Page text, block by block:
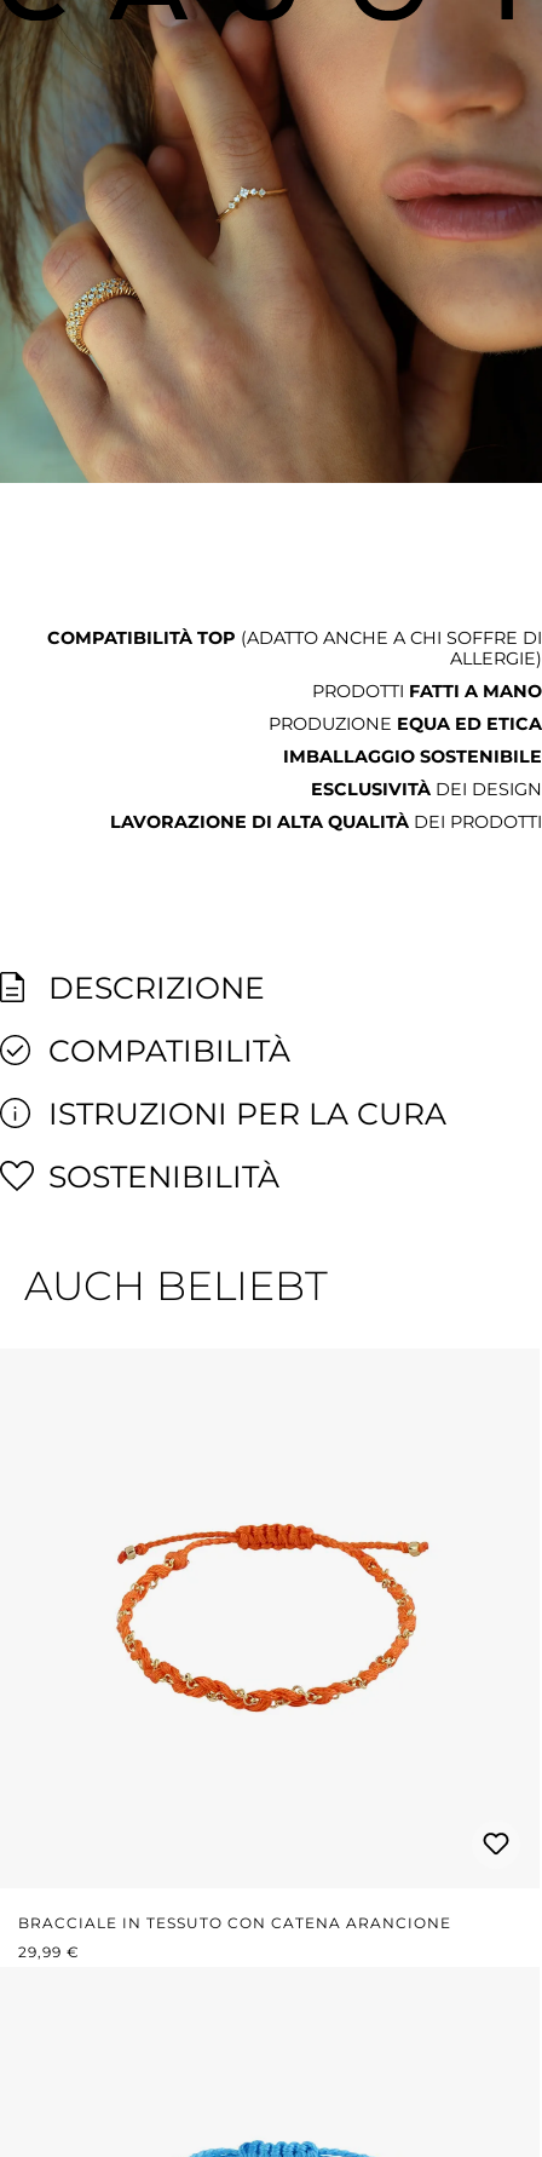
COMPATIBILITÀ TOP (ADATTO ANCHE A CHI SOFFRE DI
ALLERGIE)
PRODOTTI FATTI A MANO
PRODUZIONE EQUA ED ETICA
IMBALLAGGIO SOSTENIBILE
ESCLUSIVITÀ DEI DESIGN
LAVORAZIONE DI ALTA QUALITÀ DEI PRODOTTI
DESCRIZIONE
COMPATIBILITÀ
ISTRUZIONI PER LA CURA
SOSTENIBILITÀ
AUCH BELIEBT
BRACCIALE IN TESSUTO CON CATENA ARANCIONE
PREZZO NORMALE:
29,99 €